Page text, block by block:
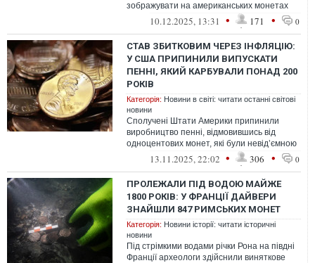
зображувати на американських монетах
чинних президентів США або живих
10.12.2025, 13:31 • 171 • 0
СТАВ ЗБИТКОВИМ ЧЕРЕЗ ІНФЛЯЦІЮ:
У США ПРИПИНИЛИ ВИПУСКАТИ
ПЕННІ, ЯКИЙ КАРБУВАЛИ ПОНАД 200
РОКІВ
Категорія: Новини в світі: читати останні світові
новини
Сполучені Штати Америки припинили
виробництво пенні, відмовившись від
одноцентових монет, які були невід’ємною
частиною американської культури
13.11.2025, 22:02 • 306 • 0
ПРОЛЕЖАЛИ ПІД ВОДОЮ МАЙЖЕ
1800 РОКІВ: У ФРАНЦІЇ ДАЙВЕРИ
ЗНАЙШЛИ 847 РИМСЬКИХ МОНЕТ
Категорія: Новини історії: читати історичні
новини
Під стрімкими водами річки Рона на півдні
Франції археологи здійснили виняткове